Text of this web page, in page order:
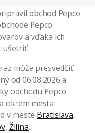
obchod Pepco
Pepco
a vďaka ich
ušetriť.
môže presvedčiť
od 06.08.2026 a
obchodu Pepco
okrem mesta
v meste Bratislava,
, Žilina.